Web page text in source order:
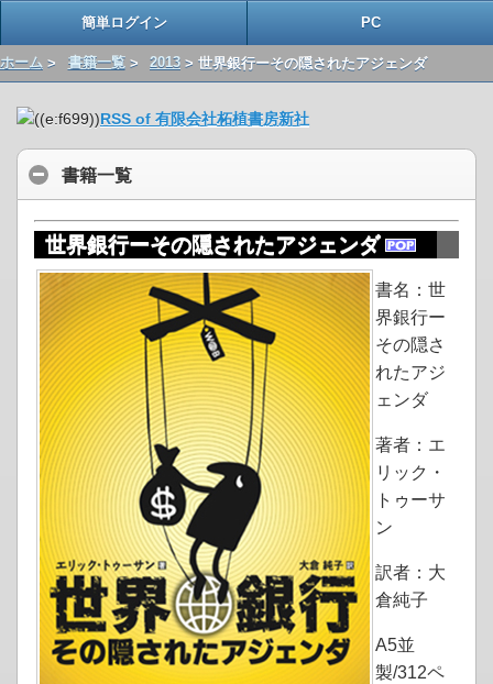
簡単ログイン PC
ホーム > 書籍一覧> 2013 > 世界銀行ーその隠されたアジェンダ
RSS of 有限会社柘植書房新社
書籍一覧
世界銀行ーその隠されたアジェンダ
書名：世
界銀行ー
その隠さ
れたアジ
ェンダ
著者：エ
リック・
トゥーサ
ン
訳者：大
倉純子
A5並
製/312ペ